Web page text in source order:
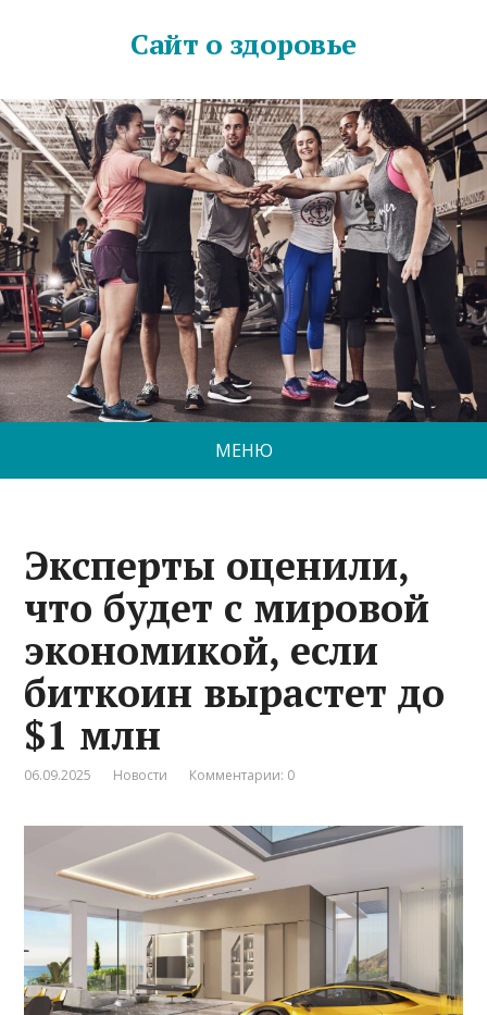
Сайт о здоровье
МЕНЮ
Эксперты оценили,
что будет с мировой
экономикой, если
биткоин вырастет до
$1 млн
06.09.2025 Новости Комментарии: 0